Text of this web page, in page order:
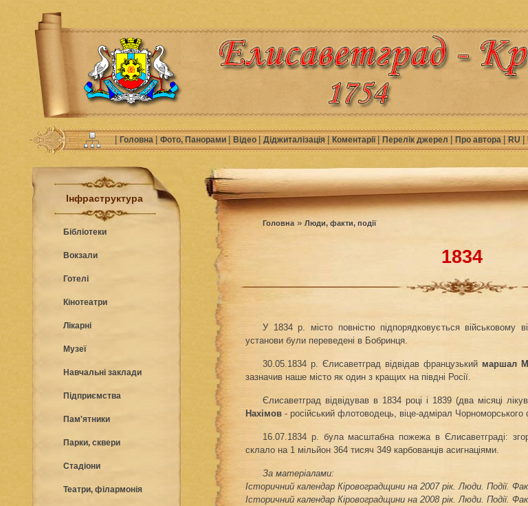
|Головна|Фото, Панорами|Відео|Діджиталізація|Коментарії|Перелік джерел|Про автора|RU|
Інфраструктура
Бібліотеки
Вокзали
Готелі
Кінотеатри
Лікарні
Музеї
Навчальні заклади
Підприємства
Пам'ятники
Парки, сквери
Стадіони
Театри, філармонія
Головна» Люди, факти, події
1834
У 1834 р. місто повністю підпорядковується військовому
установи були переведені в Бобринця.
30.05.1834 р. Єлисаветград відвідав французький маршал
зазначив наше місто як один з кращих на півдні Росії.
Єлисаветград відвідував в 1834 році і 1839 (два місяці
Нахімов - російський флотоводець, віце-адмірал Чорноморського
16.07.1834 р. була масштабна пожежа в Єлисаветграді:
склало на 1 мільйон 364 тисяч 349 карбованців асигнаціями.
За матеріалами:
Історичний календар Кіровоградщини на 2007 рік. Люди. Події.
Історичний календар Кіровоградщини на 2008 рік. Люди. Події.